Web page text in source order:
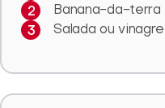
Banana-da-terra
Salada ou